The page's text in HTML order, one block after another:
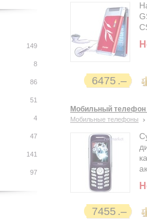
6475
Мобильный телефон
Мобильные телефоны
7455
149
8
86
51
4
47
141
97